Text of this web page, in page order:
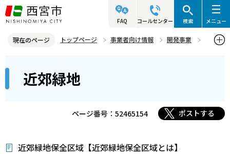
こ
の
ジ
先
FAQ コールセンター 検索 メニュー
現在のページ トップページ 事業者向け情報
開発事業
こ
近郊緑地
ページ番号：52465154 ポストする
近郊緑地保全区域【近郊緑地保全区域とは】